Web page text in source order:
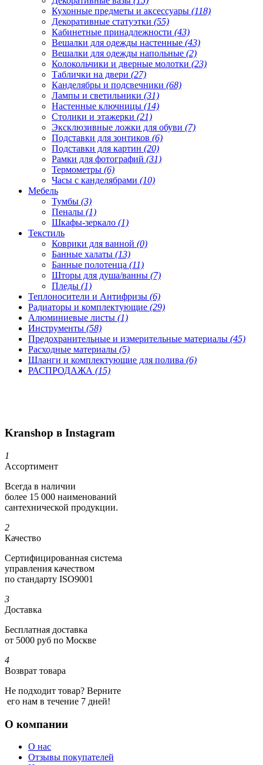
Кухонные предметы и аксессуары (118)
Декоративные статуэтки (55)
Кабинетные принадлежности (43)
Вешалки для одежды настенные (43)
Вешалки для одежды напольные (2)
Колокольчики и дверные молотки (23)
Таблички на двери (27)
Канделябры и подсвечники (68)
Лампы и светильники (31)
Настенные ключницы (14)
Столики и этажерки (21)
Эксклюзивные ложки для обуви (7)
Подставки для зонтиков (6)
Подставки для картин (20)
Рамки для фотографий (31)
Термометры (6)
Часы с канделябрами (10)
Мебель
Тумбы (3)
Пеналы (1)
Шкафы-зеркало (1)
Текстиль
Коврики для ванной (0)
Банные халаты (13)
Банные полотенца (11)
Шторы для душа/ванны (7)
Пледы (1)
Теплоносители и Антифризы (6)
Радиаторы и комплектующие (29)
Алюминиевые листы (1)
Инструменты (58)
Предохранительные и измерительные материалы (45)
Расходные материалы (5)
Шланги и комплектующие для полива (6)
РАСПРОДАЖА (15)
Kranshop в Instagram
1
Ассортимент
Всегда в наличии
более 15 000 наименований
сантехнической продукции.
2
Качество
Сертифициро­ванная система
управления качеством
по стандарту ISO9001
3
Доставка
Бесплатная доставка
от 5000 руб по Москве
4
Возврат товара
Не подходит товар? Верните
его нам в течение 7 дней!
О компании
О нас
Отзывы покупателей